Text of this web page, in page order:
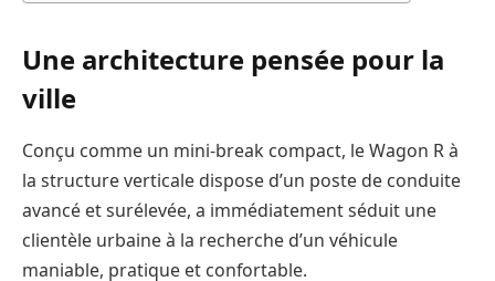
Une architecture pensée pour la
ville
Conçu comme un mini-break compact, le Wagon R à
la structure verticale dispose d’un poste de conduite
avancé et surélevée, a immédiatement séduit une
clientèle urbaine à la recherche d’un véhicule
maniable, pratique et confortable.